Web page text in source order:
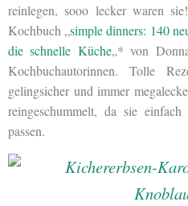
reinlegen, sooo lecker waren
Kochbuch „simple dinners: 140
die schnelle Küche„* von
Kochbuchautorinnen. Tolle
gelingsicher und immer
reingeschummelt, da sie
passen.